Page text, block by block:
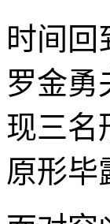
时间回
罗金勇
现三名
原形毕